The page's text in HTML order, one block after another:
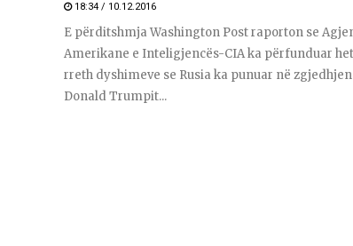
18:34 / 10.12.2016
E përditshmja Washington Post raporton se
Amerikane e Inteligjencës-CIA ka përfunduar
rreth dyshimeve se Rusia ka punuar në zgjedhjen
Donald Trumpit...